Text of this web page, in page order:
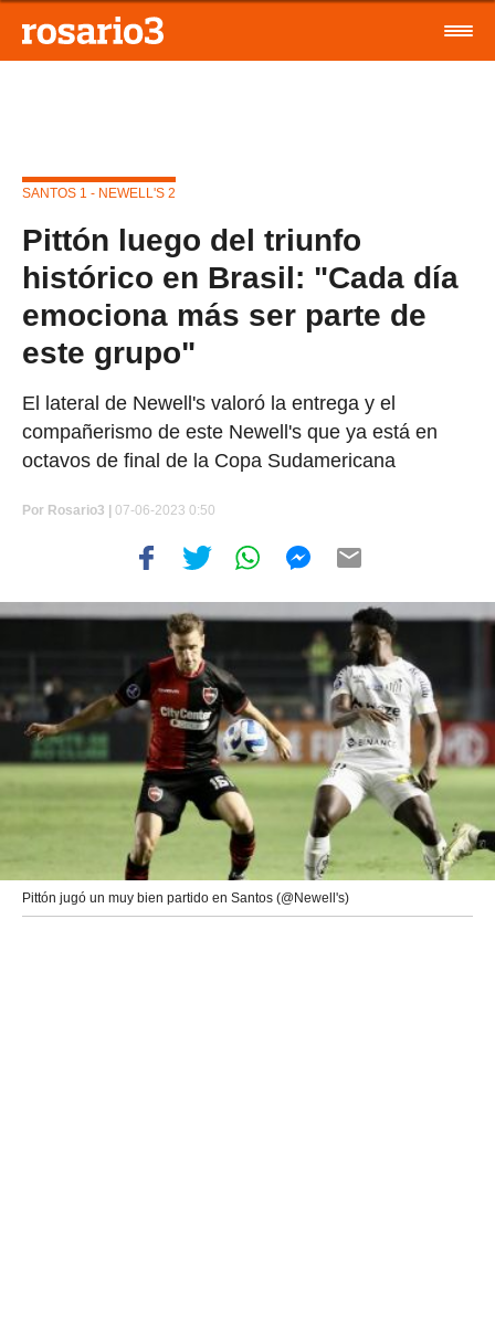
SANTOS 1 - NEWELL'S 2
Pittón luego del triunfo
histórico en Brasil: "Cada día
emociona más ser parte de
este grupo"
El lateral de Newell's valoró la entrega y el
compañerismo de este Newell's que ya está en
octavos de final de la Copa Sudamericana
Por Rosario3 | 07-06-2023 0:50
Pittón jugó un muy bien partido en Santos (@Newell's)